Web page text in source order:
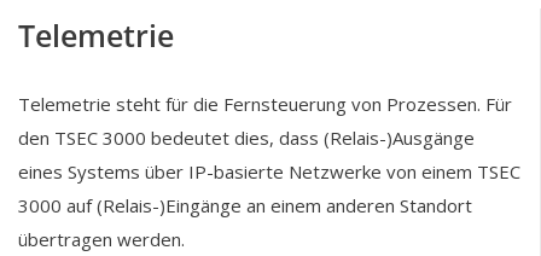
Telemetrie
Telemetrie steht für die Fernsteuerung von Prozessen. Für
den TSEC 3000 bedeutet dies, dass (Relais-)Ausgänge
eines Systems über IP-basierte Netzwerke von einem TSEC
3000 auf (Relais-)Eingänge an einem anderen Standort
übertragen werden.